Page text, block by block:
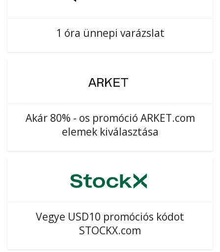
1 óra ünnepi varázslat
Akár 80% - os promóció ARKET.com
elemek kiválasztása
Vegye USD10 promóciós kódot
STOCKX.com